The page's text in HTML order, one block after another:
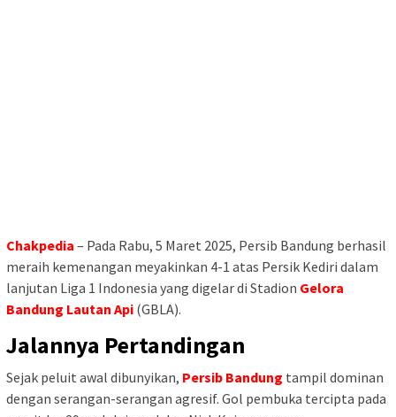
Chakpedia – Pada Rabu, 5 Maret 2025, Persib Bandung berhasil
meraih kemenangan meyakinkan 4-1 atas Persik Kediri dalam
lanjutan Liga 1 Indonesia yang digelar di Stadion Gelora
Bandung Lautan Api (GBLA).
Jalannya Pertandingan
Sejak peluit awal dibunyikan, Persib Bandung tampil dominan
dengan serangan-serangan agresif. Gol pembuka tercipta pada